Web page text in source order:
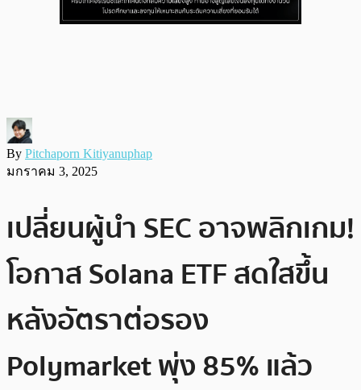
By Pitchaporn Kitiyanuphap
มกราคม 3, 2025
เปลี่ยนผู้นำ SEC อาจพลิกเกม!
โอกาส Solana ETF สดใสขึ้น
หลังอัตราต่อรอง
Polymarket พุ่ง 85% แล้ว